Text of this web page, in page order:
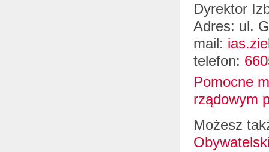
Dyrektor
Adres: ul.
mail:
telefon:
Pomocne
rządowym
Możesz